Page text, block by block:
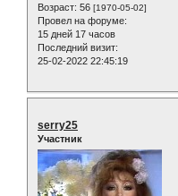
Возраст: 56 [1970-05-02]
Провел на форуме:
15 дней 17 часов
Последний визит:
25-02-2022 22:45:19
serry25
Участник